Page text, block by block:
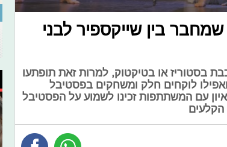
בין שייקספיר לבני
בסטוריז או בטיקטוק, למרות זאת תופתעו
לוקחים חלק ומשחקים בפסטיבל
עם המשתתפות זכינו לשמוע על הפסטיבל
הקלעים